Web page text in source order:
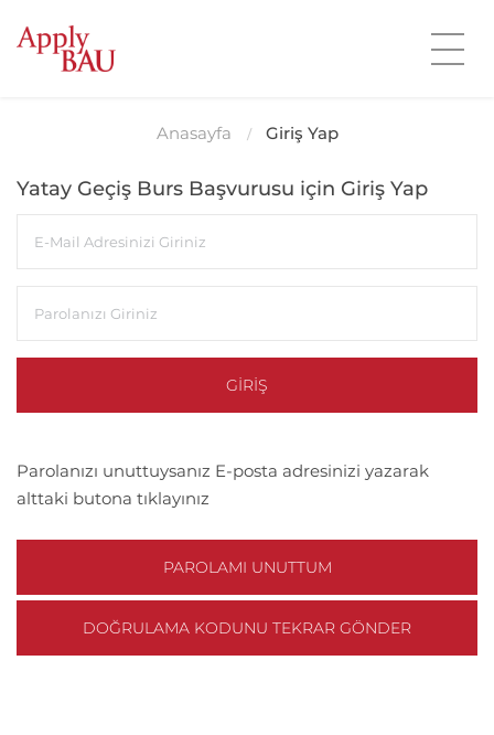
Anasayfa Giriş Yap
Yatay Geçiş Burs Başvurusu için Giriş Yap
GIRIŞ
Parolanızı unuttuysanız E-posta adresinizi yazarak
alttaki butona tıklayınız
PAROLAMI UNUTTUM
DOĞRULAMA KODUNU TEKRAR GÖNDER